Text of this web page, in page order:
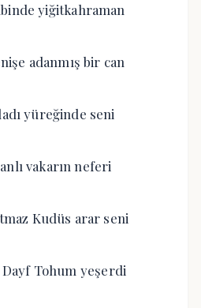
yiğitkahraman
adanmış bir can
yüreğinde seni
vakarın neferi
Kudüs arar seni
Dayf Tohum yeşerdi